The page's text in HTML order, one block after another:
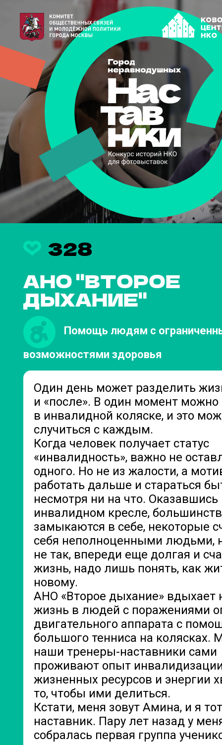
328
АНО "ВТОРОЕ
ДЫХАНИЕ"
Помощь людям с
возможностями здоровья
Один день может разделить
и «после». В один момент можно
в инвалидной коляске, и это
случиться с каждым.
Когда человек получает статус
«инвалидность», важно не
одного. Но не из жалости, а
работать дальше и стараться
несмотря ни на что. Оказавшись
инвалидном кресле,
замыкаются в себе, некоторые
себя неполноценными людьми,
не так, впереди еще долгая и
жизнь, надо лишь понять, как
новому.
АНО «Второе дыхание» вдыхает
жизнь в людей с поражениями
двигательного аппарата с
большого тенниса на колясках.
наши тренеры-наставники сами
проживают опыт
жизненных ресурсов и энергии
то, чтобы ими делиться.
Кстати, меня зовут Амина, и я
наставник. Пару лет назад у
собралась первая группа